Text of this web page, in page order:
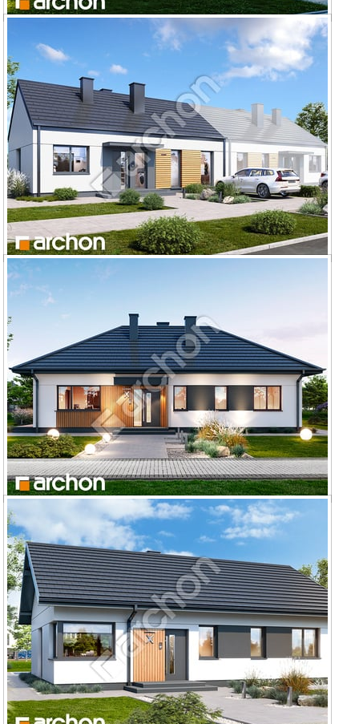
Dom w kruszczykach 28
Dom w kruszczykach 10 (B)
Dom w kruszczykach 27